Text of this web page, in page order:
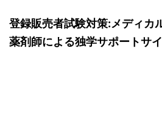
登録販売者試験対策:メディカ
薬剤師による独学サポートサ